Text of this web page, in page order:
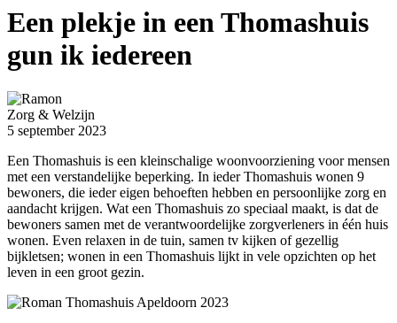
Een plekje in een Thomashuis
gun ik iedereen
Zorg & Welzijn
5 september 2023
Een Thomashuis is een kleinschalige woonvoorziening voor mensen
met een verstandelijke beperking. In ieder Thomashuis wonen 9
bewoners, die ieder eigen behoeften hebben en persoonlijke zorg en
aandacht krijgen. Wat een Thomashuis zo speciaal maakt, is dat de
bewoners samen met de verantwoordelijke zorgverleners in één huis
wonen. Even relaxen in de tuin, samen tv kijken of gezellig
bijkletsen; wonen in een Thomashuis lijkt in vele opzichten op het
leven in een groot gezin.